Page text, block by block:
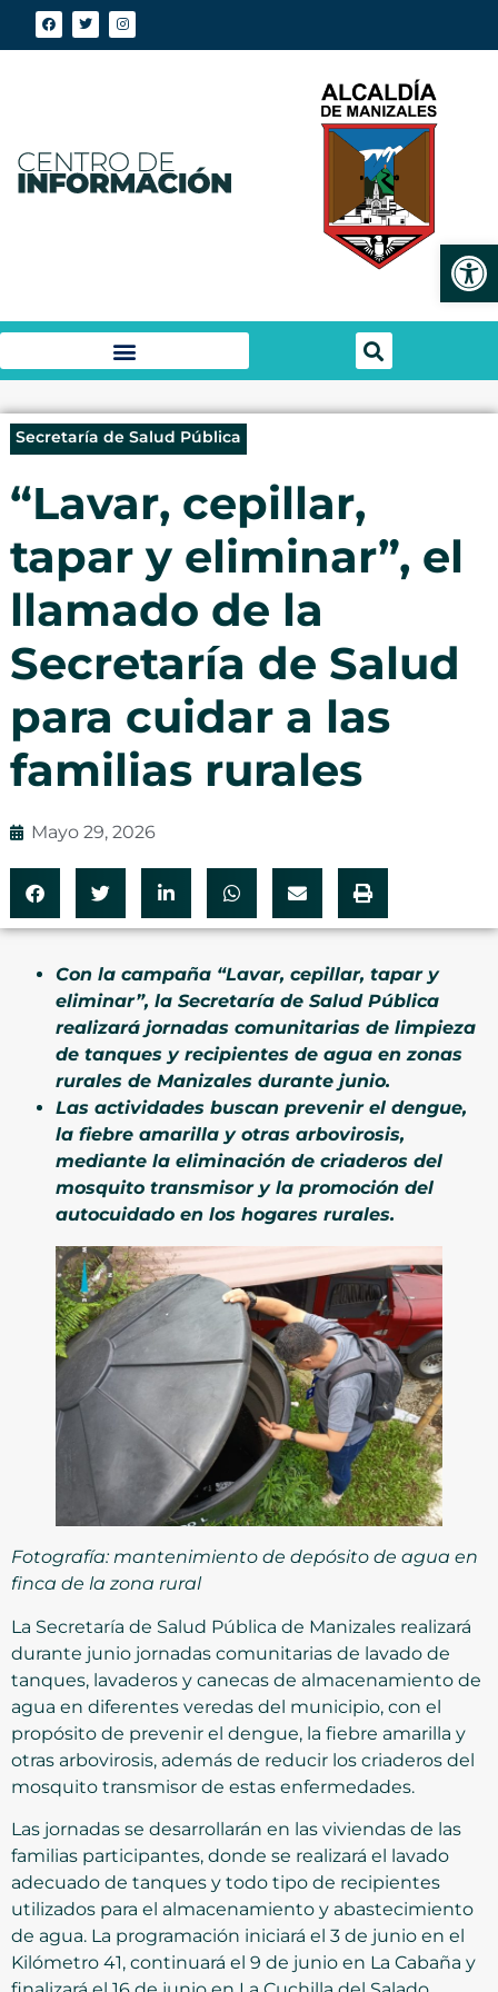
Secretaría de Salud Pública
“Lavar, cepillar,
tapar y eliminar”, el
llamado de la
Secretaría de Salud
para cuidar a las
familias rurales
Mayo 29, 2026
Con la campaña “Lavar, cepillar, tapar y
eliminar”, la Secretaría de Salud Pública
realizará jornadas comunitarias de limpieza
de tanques y recipientes de agua en zonas
rurales de Manizales durante junio.
Las actividades buscan prevenir el dengue,
la fiebre amarilla y otras arbovirosis,
mediante la eliminación de criaderos del
mosquito transmisor y la promoción del
autocuidado en los hogares rurales.
Fotografía: mantenimiento de depósito de agua en
finca de la zona rural
La Secretaría de Salud Pública de Manizales realizará
durante junio jornadas comunitarias de lavado de
tanques, lavaderos y canecas de almacenamiento de
agua en diferentes veredas del municipio, con el
propósito de prevenir el dengue, la fiebre amarilla y
otras arbovirosis, además de reducir los criaderos del
mosquito transmisor de estas enfermedades.
Las jornadas se desarrollarán en las viviendas de las
familias participantes, donde se realizará el lavado
adecuado de tanques y todo tipo de recipientes
utilizados para el almacenamiento y abastecimiento
de agua. La programación iniciará el 3 de junio en el
Kilómetro 41, continuará el 9 de junio en La Cabaña y